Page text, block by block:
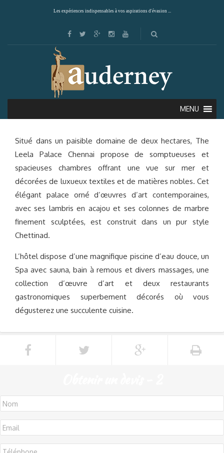
Les expériences indispensables à vos aspirations d'évasion ...
MENU
LEELA PALACE (CHENNAI)
Situé dans un paisible domaine de deux hectares, The
Leela Palace Chennai propose de somptueuses et
spacieuses chambres offrant une vue sur mer et
décorées de luxueux textiles et de matières nobles. Cet
élégant palace orné d’œuvres d’art contemporaines,
avec ses lambris en acajou et ses colonnes de marbre
finement sculptées, est construit dans un pur style
Chettinad.
L’hôtel dispose d’une magnifique piscine d’eau douce, un
Spa avec sauna, bain à remous et divers massages, une
collection d’œuvre d’art et deux restaurants
gastronomiques superbement décorés où vous
dégusterez une succulente cuisine.